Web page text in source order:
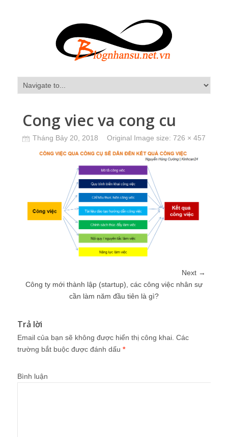
Cong viec va cong cu
Tháng Bảy 20, 2018 Original Image size: 726 × 457
Next →
Công ty mới thành lập (startup), các công việc nhân sự
cần làm năm đầu tiên là gì?
Trả lời
Email của bạn sẽ không được hiển thị công khai. Các
trường bắt buộc được đánh dấu *
Bình luận